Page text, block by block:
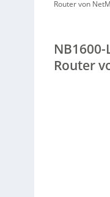
Router von
NB1600-
Router